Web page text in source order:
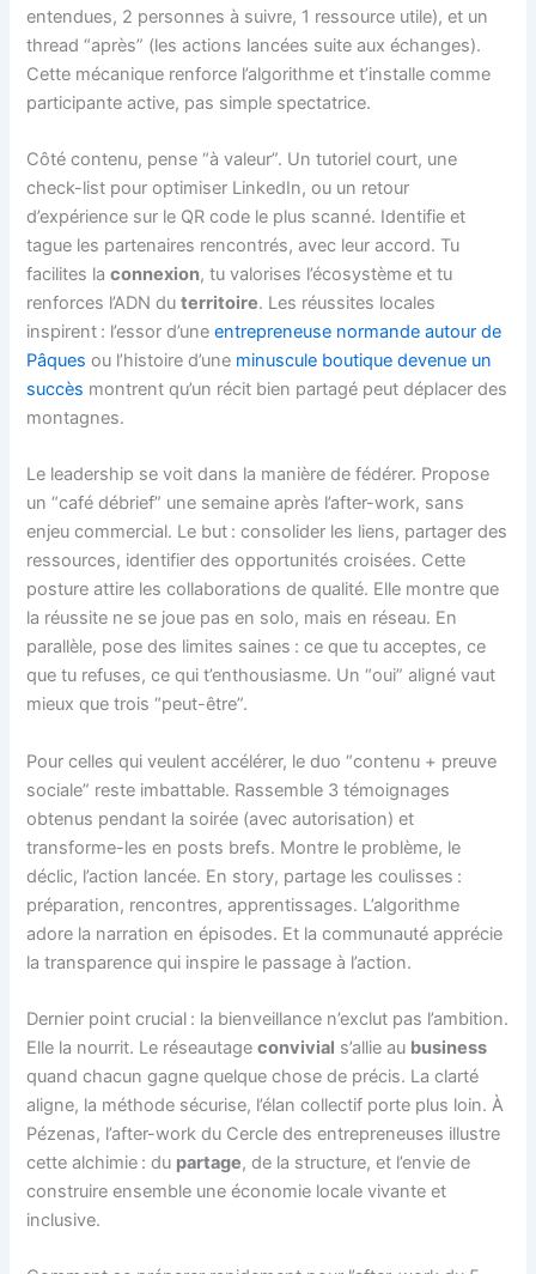
entendues, 2 personnes à suivre, 1 ressource utile), et un
thread “après” (les actions lancées suite aux échanges).
Cette mécanique renforce l’algorithme et t’installe comme
participante active, pas simple spectatrice.
Côté contenu, pense “à valeur”. Un tutoriel court, une
check-list pour optimiser LinkedIn, ou un retour
d’expérience sur le QR code le plus scanné. Identifie et
tague les partenaires rencontrés, avec leur accord. Tu
facilites laconnexion, tu valorises l’écosystème et tu
renforces l’ADN duterritoire. Les réussites locales
inspirent : l’essor d’uneentrepreneuse normande autour de
Pâques ou l’histoire d’une minuscule boutique devenue un
succès montrent qu’un récit bien partagé peut déplacer des
montagnes.
Le leadership se voit dans la manière de fédérer. Propose
un “café débrief” une semaine après l’after-work, sans
enjeu commercial. Le but : consolider les liens, partager des
ressources, identifier des opportunités croisées. Cette
posture attire les collaborations de qualité. Elle montre que
la réussite ne se joue pas en solo, mais en réseau. En
parallèle, pose des limites saines : ce que tu acceptes, ce
que tu refuses, ce qui t’enthousiasme. Un “oui” aligné vaut
mieux que trois “peut-être”.
Pour celles qui veulent accélérer, le duo “contenu + preuve
sociale” reste imbattable. Rassemble 3 témoignages
obtenus pendant la soirée (avec autorisation) et
transforme-les en posts brefs. Montre le problème, le
déclic, l’action lancée. En story, partage les coulisses :
préparation, rencontres, apprentissages. L’algorithme
adore la narration en épisodes. Et la communauté apprécie
la transparence qui inspire le passage à l’action.
Dernier point crucial : la bienveillance n’exclut pas l’ambition.
Elle la nourrit. Le réseautageconvivial s’allie au business
quand chacun gagne quelque chose de précis. La clarté
aligne, la méthode sécurise, l’élan collectif porte plus loin. À
Pézenas, l’after-work du Cercle des entrepreneuses illustre
cette alchimie : du partage, de la structure, et l’envie de
construire ensemble une économie locale vivante et
inclusive.